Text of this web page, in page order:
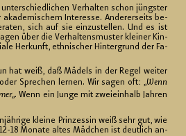
Ver­hal­ten schon jüngs­ter
In­ter­es­se. An­de­rer­seits be­
sich auf sie ein­zu­stel­len. Und es ist
über die Ver­hal­tens­mus­ter klei­ner Kin­
Her­kunft, eth­ni­scher Hin­ter­grund der Fa­
hat weiß, daß Mä­dels in der Regel wei­ter
Spre­chen ler­nen. Wir sagen oft: „Wenn
„. Wenn ein Junge mit zwei­ein­halb Jah­ren
klei­ne Prin­zes­sin weiß sehr gut, wie
18 Mo­na­te altes Mäd­chen ist deut­lich an­